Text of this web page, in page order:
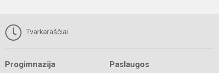
Tvarkaraščiai
Progimnazija Paslaugos